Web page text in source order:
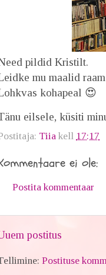
pildid Kristilt.
mu maalid
kohapeal 😍
eilsele, küsiti
Tiia kell 17:17
ei ole:
Postita kommentaar
postitus
Postituse